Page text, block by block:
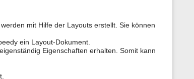
mit Hilfe der Layouts erstellt. Sie können
ein Layout-Dokument.
Eigenschaften erhalten. Somit kann